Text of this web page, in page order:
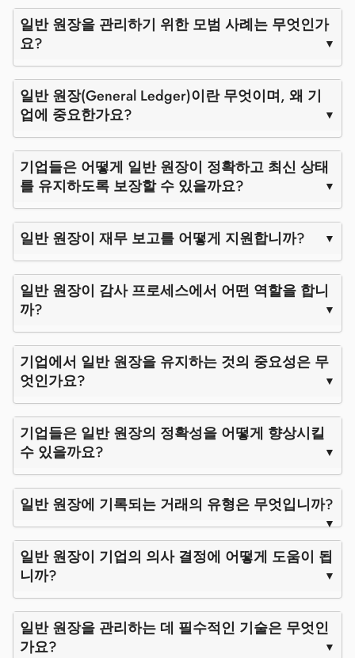
일반 원장을 관리하기 위한 모범 사례는 무엇인가
요?
일반 원장(General Ledger)이란 무엇이며, 왜 기
업에 중요한가요?
기업들은 어떻게 일반 원장이 정확하고 최신 상태
를 유지하도록 보장할 수 있을까요?
일반 원장이 재무 보고를 어떻게 지원합니까?
일반 원장이 감사 프로세스에서 어떤 역할을 합니
까?
기업에서 일반 원장을 유지하는 것의 중요성은 무
엇인가요?
기업들은 일반 원장의 정확성을 어떻게 향상시킬
수 있을까요?
일반 원장에 기록되는 거래의 유형은 무엇입니까?
일반 원장이 기업의 의사 결정에 어떻게 도움이 됩
니까?
일반 원장을 관리하는 데 필수적인 기술은 무엇인
가요?